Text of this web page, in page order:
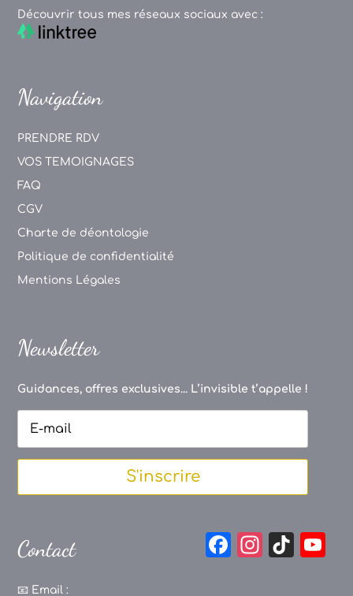
Découvrir tous mes réseaux sociaux avec :
Navigation
PRENDRE RDV
VOS TEMOIGNAGES
FAQ
CGV
Charte de déontologie
Politique de confidentialité
Mentions Légales
Newsletter
Guidances, offres exclusives... L’invisible t’appelle !
S'inscrire
Contact
📧 Email :
F
In Ti